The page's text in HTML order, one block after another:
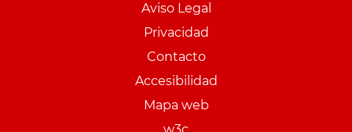
Aviso Legal
Privacidad
Contacto
Accesibilidad
Mapa web